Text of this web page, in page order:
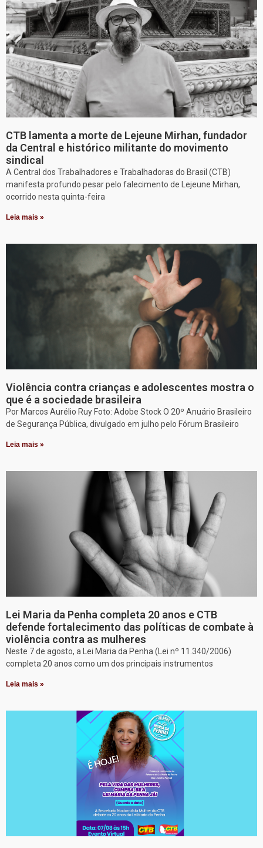
CTB lamenta a morte de Lejeune Mirhan, fundador
da Central e histórico militante do movimento
sindical
A Central dos Trabalhadores e Trabalhadoras do Brasil (CTB)
manifesta profundo pesar pelo falecimento de Lejeune Mirhan,
ocorrido nesta quinta-feira
Leia mais »
Violência contra crianças e adolescentes mostra o
que é a sociedade brasileira
Por Marcos Aurélio Ruy Foto: Adobe Stock O 20º Anuário Brasileiro
de Segurança Pública, divulgado em julho pelo Fórum Brasileiro
Leia mais »
Lei Maria da Penha completa 20 anos e CTB
defende fortalecimento das políticas de combate à
violência contra as mulheres
Neste 7 de agosto, a Lei Maria da Penha (Lei nº 11.340/2006)
completa 20 anos como um dos principais instrumentos
Leia mais »